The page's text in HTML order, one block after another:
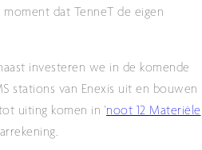
dat TenneT de eigen
investeren we in de komende
stations van Enexis uit en bouwen
uiting komen in 'noot 12 Materiële